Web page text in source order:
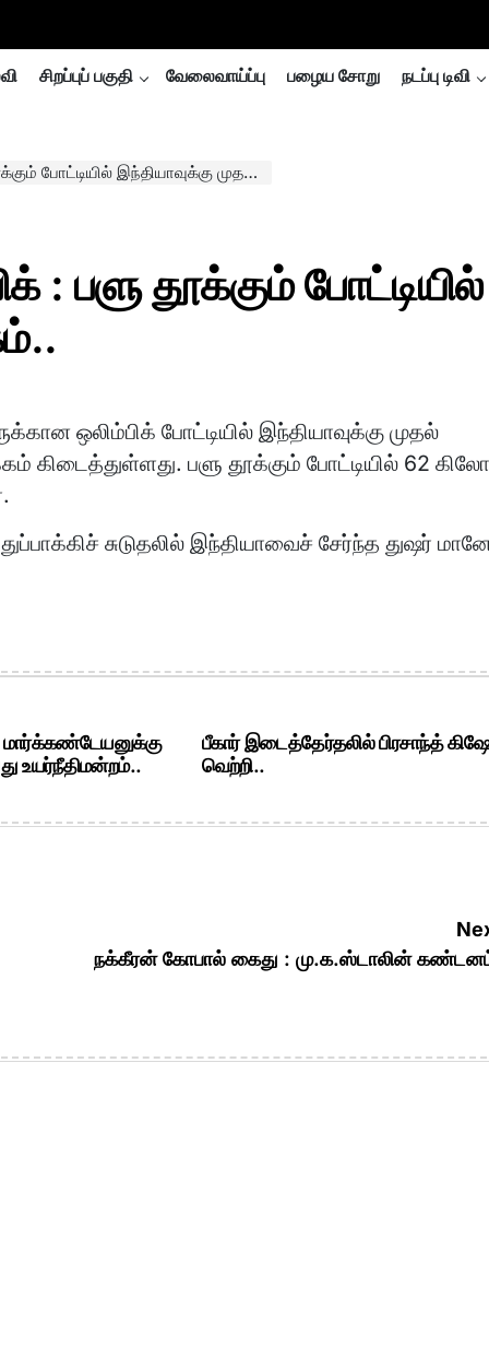
சிறப்புப் பகுதி வேலைவாய்ப்பு பழைய சோறு நடப்பு டிவி
இந்தியாவுக்கு முதல் தங்கம்..
பளு தூக்கும் போட்டியில்
ஒலிம்பிக் போட்டியில் இந்தியாவுக்கு முதல்
கிடைத்துள்ளது. பளு தூக்கும் போட்டியில் 62 கிலோ
சுடுதலில் இந்தியாவைச் சேர்ந்த துஷர்
மார்க்கண்டேயனுக்கு
உயர்நீதிமன்றம்..
பீகார் இடைத்தேர்தலில் பிரசாந்த்
வெற்றி..
நக்கீரன் கோபால் கைது : மு.க.ஸ்டாலின்